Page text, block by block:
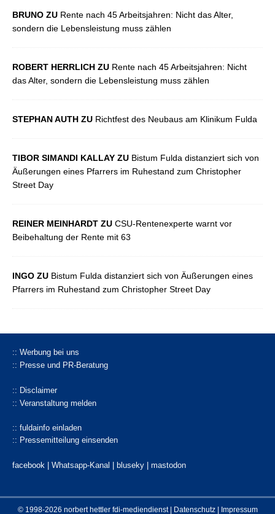
BRUNO ZU Rente nach 45 Arbeitsjahren: Nicht das Alter,
sondern die Lebensleistung muss zählen
ROBERT HERRLICH ZU Rente nach 45 Arbeitsjahren: Nicht
das Alter, sondern die Lebensleistung muss zählen
STEPHAN AUTH ZU Richtfest des Neubaus am Klinikum Fulda
TIBOR SIMANDI KALLAY ZU Bistum Fulda distanziert sich von
Äußerungen eines Pfarrers im Ruhestand zum Christopher
Street Day
REINER MEINHARDT ZU CSU-Rentenexperte warnt vor
Beibehaltung der Rente mit 63
INGO ZU Bistum Fulda distanziert sich von Äußerungen eines
Pfarrers im Ruhestand zum Christopher Street Day
:: Werbung bei uns
:: Presse und PR-Beratung
:: Disclaimer
:: Veranstaltung melden
:: fuldainfo einladen
:: Pressemitteilung einsenden
facebook | Whatsapp-Kanal bluseky mastodon
© 1998-2026 norbert hettler fdi-mediendienst| Datenschutz| Impressum